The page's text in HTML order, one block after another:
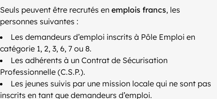
Seuls peuvent être recrutés en emplois francs, les
personnes suivantes :
Les demandeurs d’emploi inscrits à Pôle Emploi en
catégorie 1, 2, 3, 6, 7 ou 8.
Les adhérents à un Contrat de Sécurisation
Professionnelle (C.S.P.).
Les jeunes suivis par une mission locale qui ne sont pas
inscrits en tant que demandeurs d’emploi.